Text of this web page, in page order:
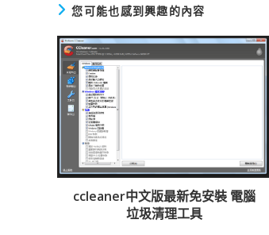
您可能也感到興趣的內容
ccleaner中文版最新免安裝 電腦
垃圾清理工具